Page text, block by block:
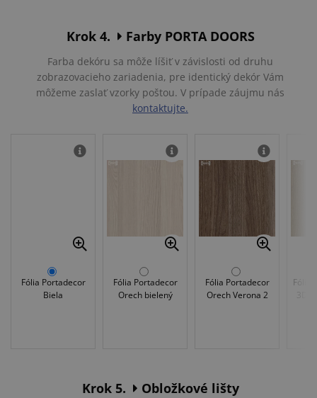
Krok 4. Farby PORTA DOORS
Farba dekóru sa môže líšiť v závislosti od druhu
zobrazovacieho zariadenia, pre identický dekór Vám
môžeme zaslať vzorky poštou. V prípade záujmu nás
kontaktujte.
Fólia Portadecor
Biela
Fólia Portadecor
Orech bielený
Fólia Portadecor
Orech Verona 2
Fólia
Krok 5. Obložkové lišty